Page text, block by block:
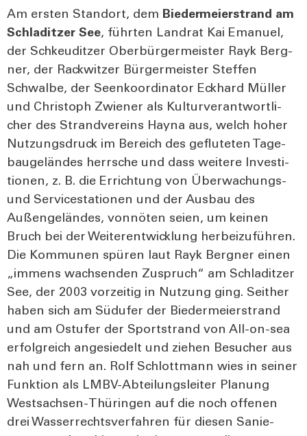
Am ers­ten Stand­ort, dem Bie­der­mei­er­strand am
Schla­dit­zer See, führ­ten Land­rat Kai Ema­nu­el,
der Schkeu­dit­zer Ober­bür­ger­meis­ter Rayk Berg­
ner, der Rack­wit­zer Bür­ger­meis­ter Stef­fen
Schwal­be, der Seen­ko­or­di­na­tor Eck­hard Mül­ler
und Chris­toph Zwie­ner als Kul­tur­ver­ant­wort­li­
cher des Strand­ver­eins Hay­na aus, welch hoher
Nut­zungs­druck im Bereich des geflu­te­ten Tage­
bau­ge­län­des herr­sche und dass wei­te­re Inves­ti­
tio­nen, z. B. die Errich­tung von Über­wa­chungs-
und Ser­vice­sta­tio­nen und der Aus­bau des
Außen­ge­län­des, von­nö­ten sei­en, um kei­nen
Bruch bei der Wei­ter­ent­wick­lung her­bei­zu­füh­ren.
Die Kom­mu­nen spü­ren laut Rayk Berg­ner einen
„immens wach­sen­den Zuspruch“ am Schla­dit­zer
See, der 2003 vor­zei­tig in Nut­zung ging. Seit­her
haben sich am Süd­ufer der Bie­der­mei­er­strand
und am Ost­ufer der Sport­strand von All-on-sea
erfolg­reich ange­sie­delt und zie­hen Besu­cher aus
nah und fern an. Rolf Schlott­mann wies in sei­ner
Funk­ti­on als LMBV-Abtei­lungs­lei­ter Pla­nung
West­sach­sen-Thü­rin­gen auf die noch offe­nen
drei Was­ser­rechts­ver­fah­ren für die­sen Sanie­